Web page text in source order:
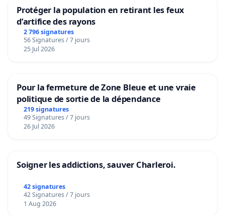
Protéger la population en retirant les feux
d’artifice des rayons
2 796 signatures
56 Signatures / 7 jours
25 Jul 2026
Pour la fermeture de Zone Bleue et une vraie
politique de sortie de la dépendance
219 signatures
49 Signatures / 7 jours
26 Jul 2026
Soigner les addictions, sauver Charleroi.
42 signatures
42 Signatures / 7 jours
1 Aug 2026